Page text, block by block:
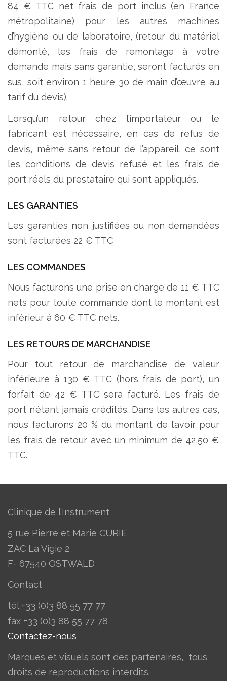
84 € TTC net frais de port inclus (en France
métropolitaine) pour les autres machines
d’hygiène ou de laboratoire, (retour du matériel
démonté, les frais de remontage à votre
demande mais sans garantie, seront facturés en
sus, soit environ 1 heure 30 de main d’œuvre au
tarif du devis).
Lorsqu’un retour chez l’importateur ou le
fabricant est nécessaire, en cas de refus de
devis, même sans retour de l’appareil, ce sont
les conditions de devis refusé et les frais de
port réels du prestataire qui sont appliqués.
LES GARANTIES
​Les garanties non justifiées ou non demandées
sont facturées 22 € TTC
LES COMMANDES
Nous facturons une prise en charge de 11 € TTC
nets pour toute commande dont le montant est
inférieur à 60 € TTC nets.
LES RETOURS DE MARCHANDISE
Pour tout retour de marchandise de valeur
inférieure à 130 € TTC (hors frais de port), un
forfait de 42 € TTC sera facturé. Les frais de
port n’étant jamais crédités. Dans les autres cas,
nous facturons 20 % du montant de l’avoir pour
les frais de retour avec un minimum de 42,50 €
TTC.
Clinique de l’Instrument
5 rue Pierre et Marie CURIE
ZAC La Vigie 2
F- 67540 OSTWALD
Contact
tél +33 (0)3 88 55 77 77
​fax +33 (0)3 88 55 77 78
Contactez-nous
Marques et visuels sont des partenaires, tous
droits de reproductions interdits.